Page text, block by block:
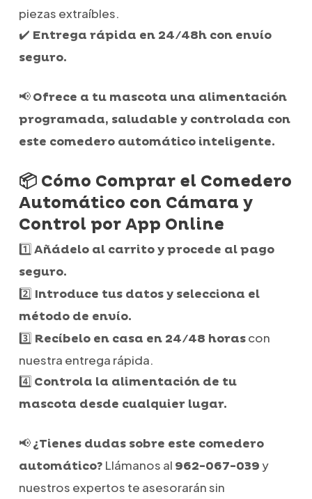
piezas extraíbles.
✔️ Entrega rápida en 24/48h con envío
seguro.
📢Ofrece a tu mascota una alimentación
programada, saludable y controlada con
este comedero automático inteligente.
📦 Cómo Comprar el Comedero
Automático con Cámara y
Control por App Online
1️⃣Añádelo al carrito y procede al pago
seguro.
2️⃣ Introduce tus datos y selecciona el
método de envío.
3️⃣ Recíbelo en casa en 24/48 horascon
nuestra entrega rápida.
4️⃣ Controla la alimentación de tu
mascota desde cualquier lugar.
📢¿Tienes dudas sobre este comedero
automático? Llámanos al 962-067-039y
nuestros expertos te asesorarán sin